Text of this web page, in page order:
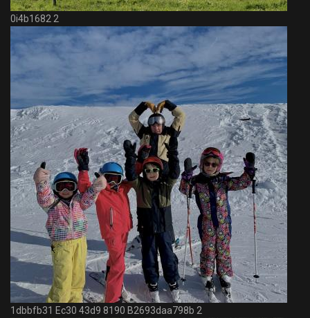
0i4b1682 2
1dbbfb31 Ec30 43d9 8190 B2693daa798b 2